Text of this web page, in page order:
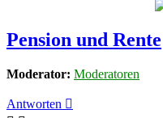
Pension und Rente
Moderator: Moderatoren
Antworten